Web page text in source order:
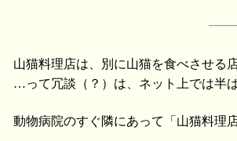
山猫料理店は、別に山猫を食べさせる
…って冗談（？）は、ネット上では半
動物病院のすぐ隣にあって「山猫料理